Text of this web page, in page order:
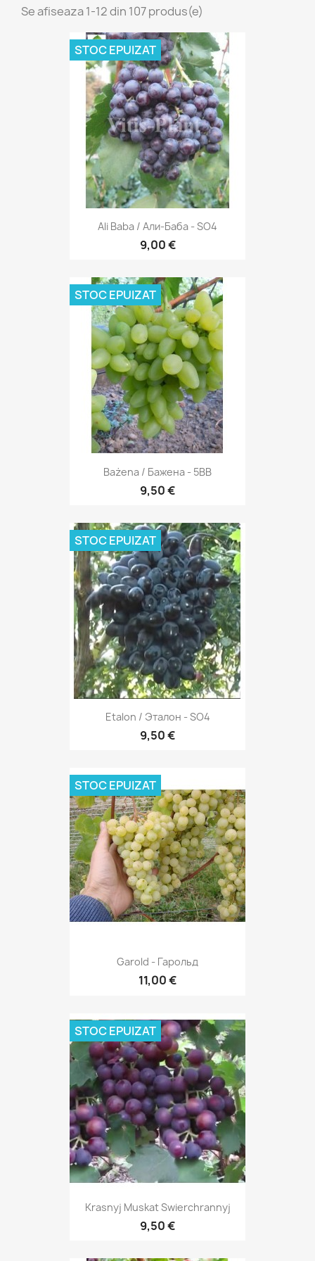
Se afiseaza 1-12 din 107 produs(e)
Ali Baba / Али-Баба - SO4
9,00 €
STOC EPUIZAT
Bażena / Бажена - 5BB
9,50 €
STOC EPUIZAT
Etalon / Эталон - SO4
9,50 €
STOC EPUIZAT
Garold - Гарольд
11,00 €
STOC EPUIZAT
Krasnyj Muskat Swierchrannyj
9,50 €
STOC EPUIZAT